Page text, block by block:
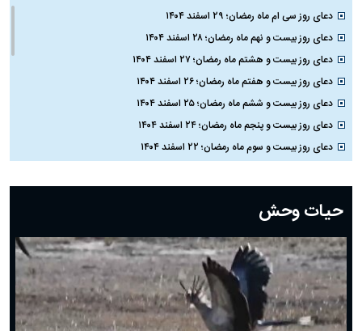
دعای روز سی ام ماه رمضان؛ ۲۹ اسفند ۱۴۰۴
دعای روز بیست و نهم ماه رمضان؛ ۲۸ اسفند ۱۴۰۴
دعای روز بیست و هشتم ماه رمضان؛ ۲۷ اسفند ۱۴۰۴
دعای روز بیست و هفتم ماه رمضان؛ ۲۶ اسفند ۱۴۰۴
دعای روز بیست و ششم ماه رمضان؛ ۲۵ اسفند ۱۴۰۴
دعای روز بیست و پنجم ماه رمضان؛ ۲۴ اسفند ۱۴۰۴
دعای روز بیست و سوم ماه رمضان؛ ۲۲ اسفند ۱۴۰۴
دعای روز بیستم ماه رمضان؛ ۱۹ اسفند ۱۴۰۴
دعای روز هشتم ماه مبارک رمضان؛ ۷ اسفند ماه ۱۴۰۴
دعای روز هفتم ماه رمضان؛ ۶ اسفند ۱۴۰۴
دعای روز ششم ماه رمضان؛ ۵ اسفند ۱۴۰۴
دعای روز پنجم ماه رمضان؛ ۴ اسفند ۱۴۰۴
دعای روز چهارم ماه مبارک رمضان؛ ۳ اسفند ۱۴۰۴
دعای روز سوم ماه مبارک رمضان؛ ۱۴ اسفند ۱۴۰۴
حیات وحش